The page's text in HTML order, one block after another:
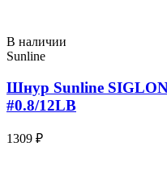
В наличии
Sunline
Шнур Sunline
#0.8/12LB
1309 ₽